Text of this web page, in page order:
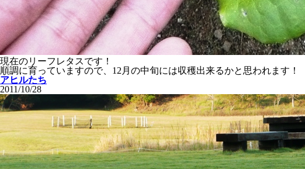
現在のリーフレタスです！
順調に育っていますので、12月の中旬には収穫出来るかと思われます！
アヒルたち
2011/10/28